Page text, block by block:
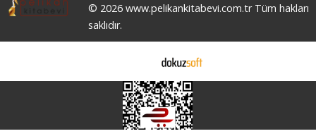
© 2026 www.pelikankitabevi.com.tr Tüm hakları
saklıdır.